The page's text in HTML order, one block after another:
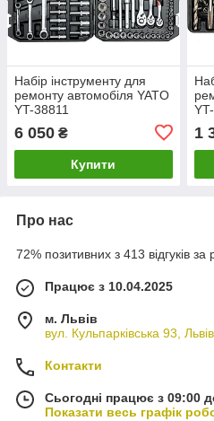
Набір інструменту для
ремонту автомобіля YATO
YT-38811
6 050 ₴
Купити
1
Про нас
72% позитивних з 413 відгуків за
Працює з 10.04.2025
м. Львів
вул. Кульпарківська 93,
Контакти
Сьогодні працює з 09:00
Показати весь графік